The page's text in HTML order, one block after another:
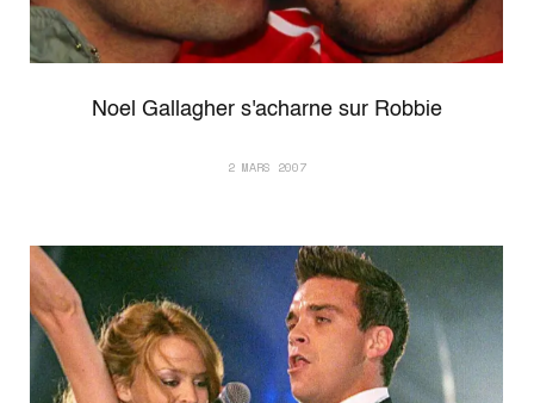
Noel Gallagher s'acharne sur Robbie
2 MARS 2007